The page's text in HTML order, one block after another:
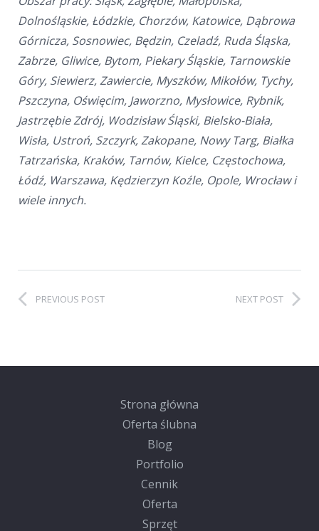
Dolnośląskie, Łódzkie, Chorzów, Katowice, Dąbrowa
Górnicza, Sosnowiec, Będzin, Czeladź, Ruda Śląska,
Zabrze, Gliwice, Bytom, Piekary Śląskie, Tarnowskie
Góry, Siewierz, Zawiercie, Myszków, Mikołów, Tychy,
Pszczyna, Oświęcim, Jaworzno, Mysłowice, Rybnik,
Jastrzębie Zdrój, Wodzisław Śląski, Bielsko-Biała,
Wisła, Ustroń, Szczyrk, Zakopane, Nowy Targ, Białka
Tatrzańska, Kraków, Tarnów, Kielce, Częstochowa,
Łódź, Warszawa, Kędzierzyn Koźle, Opole, Wrocław i
wiele innych.
PREVIOUS POST NEXT POST
Strona główna
Oferta ślubna
Blog
Portfolio
Cennik
Oferta
Sprzęt